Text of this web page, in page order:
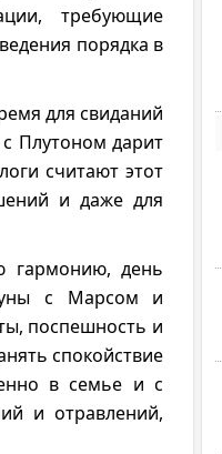
требующие
порядка в
для свиданий
Плутоном дарит
считают этот
и даже для
гармонию, день
с Марсом и
поспешность и
спокойствие
в семье и с
и отравлений,